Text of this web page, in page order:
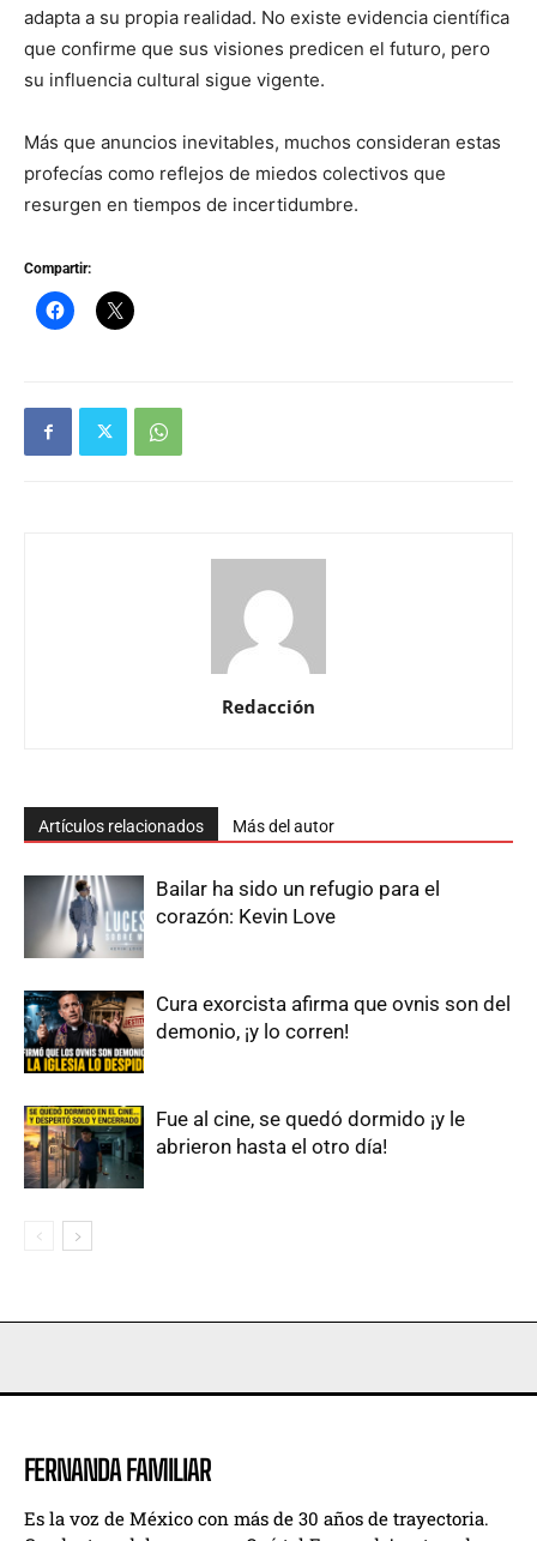
adapta a su propia realidad. No existe evidencia científica
que confirme que sus visiones predicen el futuro, pero
su influencia cultural sigue vigente.
Más que anuncios inevitables, muchos consideran estas
profecías como reflejos de miedos colectivos que
resurgen en tiempos de incertidumbre.
Compartir:
Redacción
Artículos relacionados Más del autor
Bailar ha sido un refugio para el
corazón: Kevin Love
Cura exorcista afirma que ovnis son del
demonio, ¡y lo corren!
Fue al cine, se quedó dormido ¡y le
abrieron hasta el otro día!
FERNANDA FAMILIAR
Es la voz de México con más de 30 años de trayectoria.